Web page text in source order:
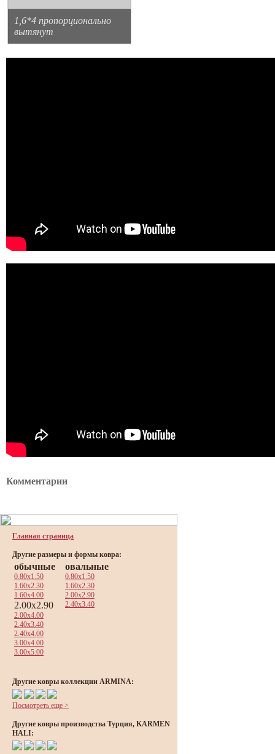
1,6*4 пропорционально
вытянут
Комментарии
Главная страница
Другие размеры и формы ковра:
обычные
0.80x1.50
1.60x2.30
1.60x4.00
2.00x2.90
2.00x4.00
2.40x3.40
2.40x4.00
3.00x4.00
3.00x5.00
овальные
0.80x1.50
1.60x2.30
2.00x2.90
2.40x3.40
Другие ковры коллекции ARMINA:
Посмотреть еще >
Другие ковры производства Турция, KARMEN
HALI: